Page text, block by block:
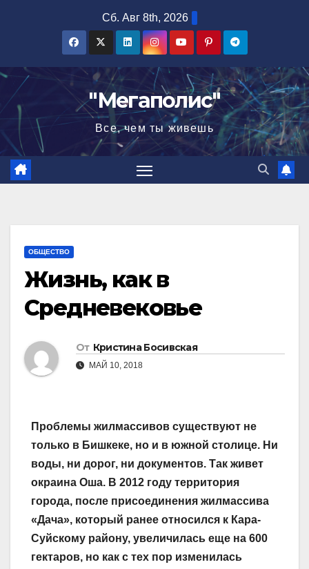
Сб. Авг 8th, 2026
"Мегаполис"
Все, чем ты живешь
ОБЩЕСТВО
Жизнь, как в
Средневековье
От Кристина Босивская
МАЙ 10, 2018
Проблемы жилмассивов сущест­вуют не
только в Бишкеке, но и в южной столице. Ни
воды, ни дорог, ни документов. Так живет
окраина Оша. В 2012 году территория
города, после присоединения жилмассива
«Дача», который ранее относился к Кара-
Суйскому району, увеличилась еще на 600
гектаров, но как с тех пор изменилась